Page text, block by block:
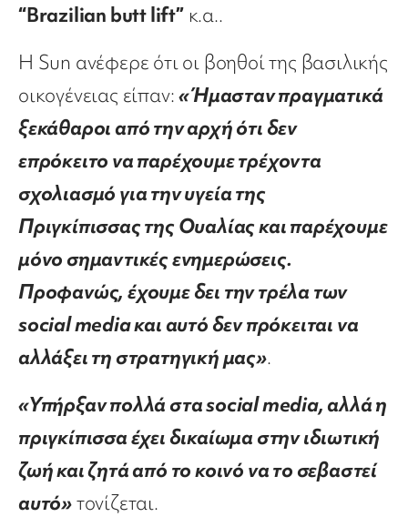
“Brazilian butt lift”κ.α..
Η Sun ανέφερε ότι οι βοηθοί της βασιλικής
οικογένειας είπαν:«Ήμασταν πραγματικά
ξεκάθαροι από την αρχή ότι δεν
επρόκειτο να παρέχουμε τρέχοντα
σχολιασμό για την υγεία της
Πριγκίπισσας της Ουαλίας και παρέχουμε
μόνο σημαντικές ενημερώσεις.
Προφανώς, έχουμε δει την τρέλα των
social media και αυτό δεν πρόκειται να
αλλάξει τη στρατηγική μας».
«Υπήρξαν πολλά στα social media, αλλά η
πριγκίπισσα έχει δικαίωμα στην ιδιωτική
ζωή και ζητά από το κοινό να το σεβαστεί
αυτό»τονίζεται.